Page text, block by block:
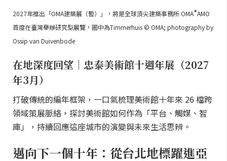
2027年推出「OMA建築展（暫）」，將是全球頂尖建築事務所 OMA*AMO
首度在臺灣舉辦研究型展覽，圖中為Timmerhuis © OMA; photography by
Ossip van Duivenbode
在地深度回望｜忠泰美術館十週年展（2027
年3月）
打破傳統的編年框架，一口氣梳理美術館十年來 26 檔跨
領域策展脈絡，探討美術館如何作為「平台、觸媒、智
庫」，持續回應這座城市的演變與未來生活思辨。
邁向下一個十年：從台北地標躍進亞